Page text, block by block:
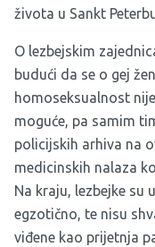
života u Sankt
O lezbejskim
budući da se o gej
homoseksualnost
moguće, pa samim
policijskih arhiva na
medicinskih nalaza
Na kraju, lezbejke su
egzotično, te nisu
viđene kao prijetnja